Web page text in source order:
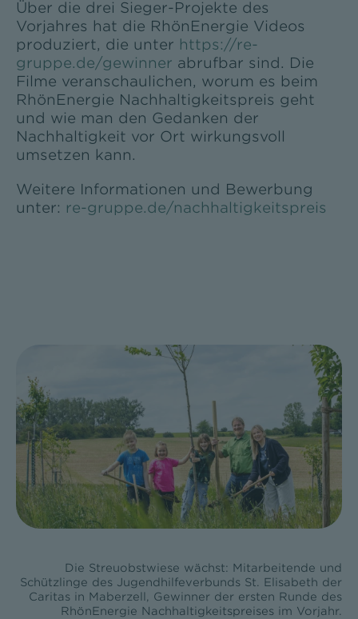
Über die drei Sieger-Projekte des
Vorjahres hat die RhönEnergie Videos
produziert, die unter https://re-
gruppe.de/gewinner abrufbar sind. Die
Filme veranschaulichen, worum es beim
RhönEnergie Nachhaltigkeitspreis geht
und wie man den Gedanken der
Nachhaltigkeit vor Ort wirkungsvoll
umsetzen kann.
Weitere Informationen und Bewerbung
unter: re-gruppe.de/nachhaltigkeitspreis
Die Streuobstwiese wächst: Mitarbeitende und
Schützlinge des Jugendhilfeverbunds St. Elisabeth der
Caritas in Maberzell, Gewinner der ersten Runde des
RhönEnergie Nachhaltigkeitspreises im Vorjahr.